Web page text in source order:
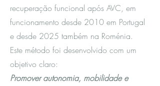
recuperação funcional após AVC, em
funcionamento desde 2010 em Portugal
e desde 2025 também na Roménia.
Este método foi desenvolvido com um
objetivo claro:
Promover autonomia, mobilidade e